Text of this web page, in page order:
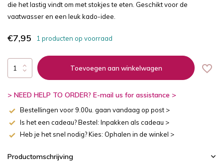
die het lastig vindt om met stokjes te eten. Geschikt voor de
vaatwasser en een leuk kado-idee.
€7,95 1 producten op voorraad
Toevoegen aan winkelwagen
> NEED HELP TO ORDER? E-mail us for assistance >
Bestellingen voor 9.00u. gaan vandaag op post >
Is het een cadeau? Bestel: Inpakken als cadeau >
Heb je het snel nodig? Kies: Ophalen in de winkel >
Productomschrijving